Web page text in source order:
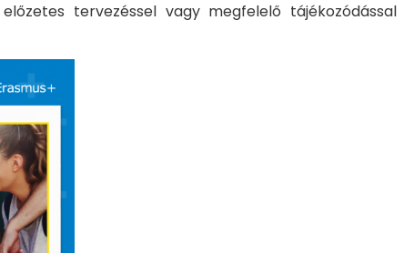
tervezéssel vagy megfelelő tájékozódással